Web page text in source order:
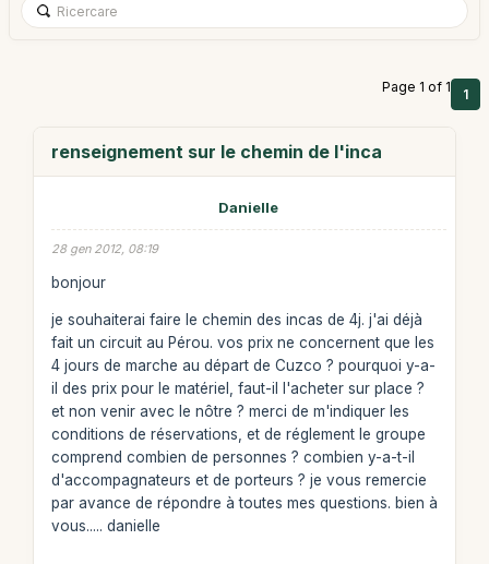
Page 1 of 1 1
renseignement sur le chemin de l'inca
Danielle
28 gen 2012, 08:19
bonjour
je souhaiterai faire le chemin des incas de 4j. j'ai déjà
fait un circuit au Pérou. vos prix ne concernent que les
4 jours de marche au départ de Cuzco ? pourquoi y-a-
il des prix pour le matériel, faut-il l'acheter sur place ?
et non venir avec le nôtre ? merci de m'indiquer les
conditions de réservations, et de réglement le groupe
comprend combien de personnes ? combien y-a-t-il
d'accompagnateurs et de porteurs ? je vous remercie
par avance de répondre à toutes mes questions. bien à
vous..... danielle